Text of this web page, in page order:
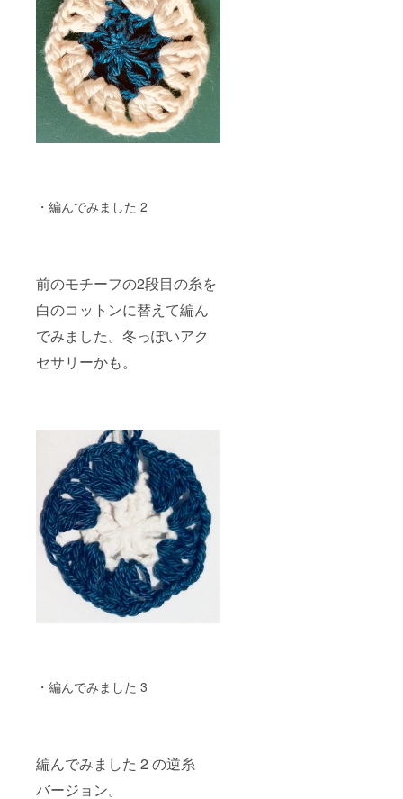
・編んでみました 2
前のモチーフの2段目の糸を
白のコットンに替えて編ん
でみました。冬っぽいアク
セサリーかも。
・編んでみました 3
編んでみました 2 の逆糸
バージョン。